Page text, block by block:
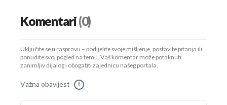
Komentari(0)
Uključite se u raspravu – podijelite svoje mišljenje, postavite pitanja ili
ponudite svoj pogled na temu. Vaš komentar može potaknuti
zanimljiv dijalog i obogatiti zajednicu našeg portala.
Važna obavijest !